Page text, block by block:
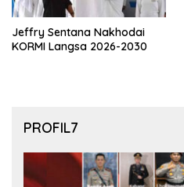
Jeffry Sentana Nakhodai
KORMI Langsa 2026-2030
PROFIL7